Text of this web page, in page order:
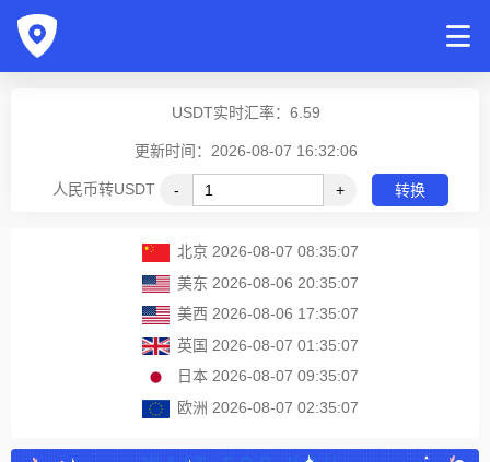
USDT实时汇率： 6.59
更新时间：2026-08-07 16:32:06
人民币转USDT - + 转换
北京 2026-08-07 08:35:07
美东 2026-08-06 20:35:07
美西 2026-08-06 17:35:07
英国 2026-08-07 01:35:07
日本 2026-08-07 09:35:07
欧洲 2026-08-07 02:35:07